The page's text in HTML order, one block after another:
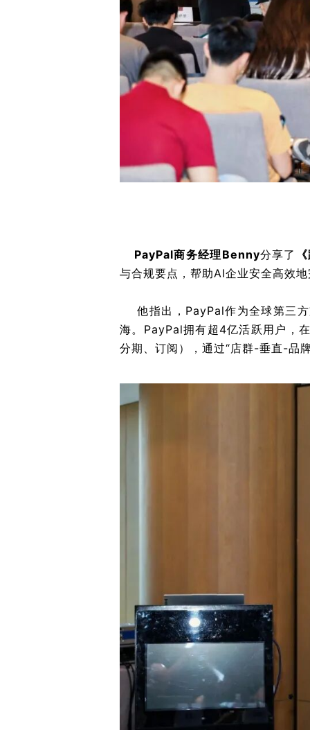
PayPal商务经理Benny分享了
与合规要点，帮助AI企业安全高效
他指出，PayPal作为全球第三方
海。PayPal拥有超4亿活跃用户，
分期、订阅），通过“店群-垂直-品